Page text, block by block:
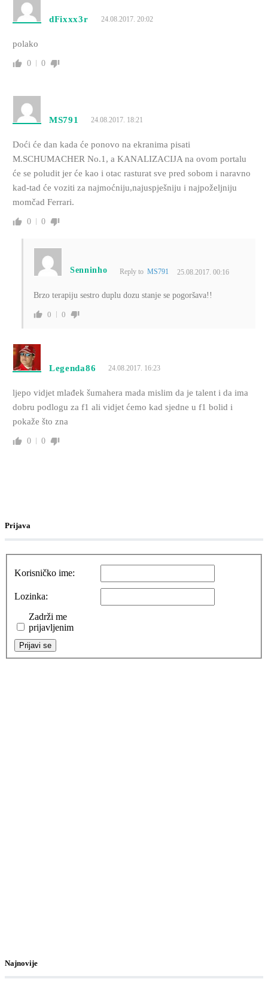
dFixxx3r 24.08.2017. 20:02
polako
0 0
MS791 24.08.2017. 18:21
Doći će dan kada će ponovo na ekranima pisati
M.SCHUMACHER No.1, a KANALIZACIJA na ovom portalu
će se poludit jer će kao i otac rasturat sve pred sobom i naravno
kad-tad će voziti za najmoćniju,najuspješniju i najpoželjniju
momčad Ferrari.
0 0
Senninho Reply to MS791 25.08.2017. 00:16
Brzo terapiju sestro duplu dozu stanje se pogoršava!!
0 0
Legenda86 24.08.2017. 16:23
ljepo vidjet mlađek šumahera mada mislim da je talent i da ima
dobru podlogu za f1 ali vidjet ćemo kad sjedne u f1 bolid i
pokaže što zna
0 0
Prijava
Korisničko ime:
Lozinka:
Zadrži me
prijavljenim
Prijavi se
Najnovije